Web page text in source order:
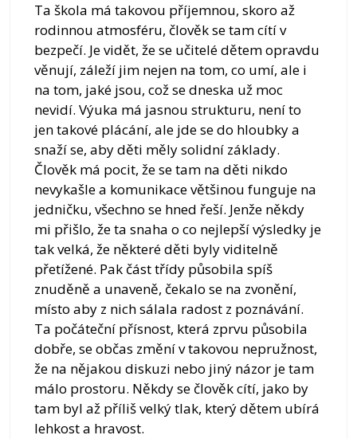
Ta škola má takovou příjemnou, skoro až
rodinnou atmosféru, člověk se tam cítí v
bezpečí. Je vidět, že se učitelé dětem opravdu
věnují, záleží jim nejen na tom, co umí, ale i
na tom, jaké jsou, což se dneska už moc
nevidí. Výuka má jasnou strukturu, není to
jen takové plácání, ale jde se do hloubky a
snaží se, aby děti měly solidní základy.
Člověk má pocit, že se tam na děti nikdo
nevykašle a komunikace většinou funguje na
jedničku, všechno se hned řeší. Jenže někdy
mi přišlo, že ta snaha o co nejlepší výsledky je
tak velká, že některé děti byly viditelně
přetížené. Pak část třídy působila spíš
znuděně a unaveně, čekalo se na zvonění,
místo aby z nich sálala radost z poznávání.
Ta počáteční přísnost, která zprvu působila
dobře, se občas změní v takovou nepružnost,
že na nějakou diskuzi nebo jiný názor je tam
málo prostoru. Někdy se člověk cítí, jako by
tam byl až příliš velký tlak, který dětem ubírá
lehkost a hravost.